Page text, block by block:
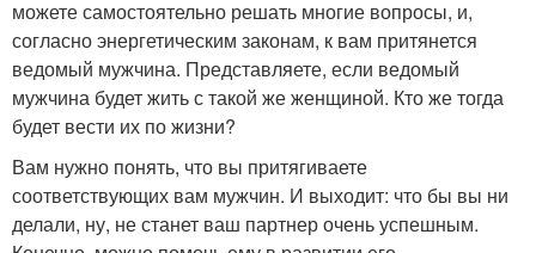
можете самостоятельно решать многие вопросы, и,
согласно энергетическим законам, к вам притянется
ведомый мужчина. Представляете, если ведомый
мужчина будет жить с такой же женщиной. Кто же тогда
будет вести их по жизни?
Вам нужно понять, что вы притягиваете
соответствующих вам мужчин. И выходит: что бы вы ни
делали, ну, не станет ваш партнер очень успешным.